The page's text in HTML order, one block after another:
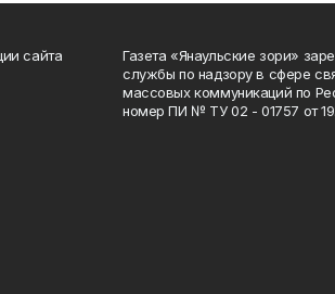
сайта
Газета «Янаульские зори»
службы по надзору в сфере
массовых коммуникаций по
номер ПИ № ТУ 02 - 01757 от